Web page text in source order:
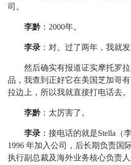
司。
李黔：2000年。
李录 ：对。过了两年，我就
然后确实有报道证实摩托罗
品，我查到正好它在美国芝加哥
拉边上，所以我就直接打电话去。
李黔：太厉害了。
李录 ：接电话的就是Stella（
1996 年加入公司，后长期负责国
执行副总裁及海外业务核心负责